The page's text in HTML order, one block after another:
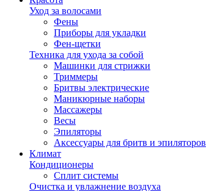
Уход за волосами
Фены
Приборы для укладки
Фен-щетки
Техника для ухода за собой
Машинки для стрижки
Триммеры
Бритвы электрические
Маникюрные наборы
Массажеры
Весы
Эпиляторы
Аксессуары для бритв и эпиляторов
Климат
Кондиционеры
Сплит системы
Очистка и увлажнение воздуха